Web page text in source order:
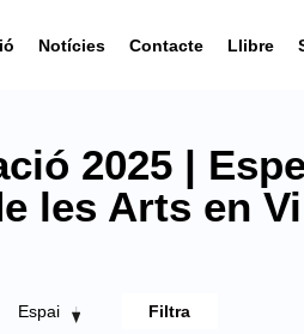
Notícies Contacte Llibre
2025 |
les Arts en
Espai